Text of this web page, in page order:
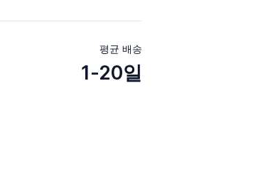
평균 배송
1-20일